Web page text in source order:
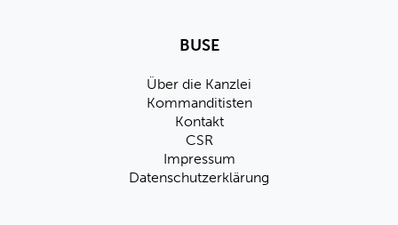
BUSE
Über die Kanzlei
Kommanditisten
Kontakt
CSR
Impressum
Datenschutzerklärung